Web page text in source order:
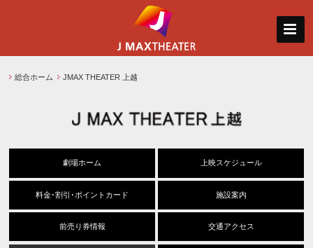
総合ホーム JMAX THEATER 上越
劇場ホーム 上映スケジュール
料金･割引･ポイントカード 施設案内
前売り券情報 交通アクセス